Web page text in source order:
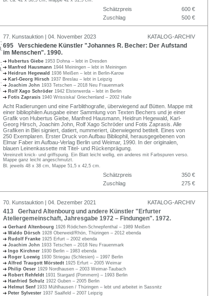
Schätzpreis
600 €
Zuschlag
500 €
77. Kunstauktion | 04. November 2023 KATALOG-ARCHIV
695 Verschiedene Künstler "Johannes R. Becher: Der Aufstand
im Menschen". 1990.
Hubertus Giebe 1953 Dohna – lebt in Dresden
Manfred Hausmann 1944 Meiningen – lebt in Meiningen
Heidrun Hegewald 1936 Meißen – lebt in Berlin-Karow
Karl-Georg Hirsch 1937 Breslau – lebt in Leipzig
Joachim John 1933 Tetschen – 2018 Neu Frauenmark
Rolf Xago Schröder 1942 Elsterwerda – lebt in Berlin
Fotis Zaprasis 1940 Wrissiska/ Griechenland – 2002 Halle
Acht Radierungen und eine Farblithografie, überwiegend auf Bütten. Mappe mit
einer bibliophilen Ausgabe einer Sammlung von Texten Bechers und je einer
Grafik von Hubertus Giebe, Manfred Hausmann, Heidrun Hegewald, Karl-
Georg Hirsch, Joachim John, Rolf Xago Schröder und Fotis Zaprasis. Alle
Grafiken in Blei signiert, datiert, nummeriert, überwiegend betitelt. Eines von
250 Exemplaren. Erster Druck von Aufbau Bibliophil, herausgegebenen von
Elmar Faber im Aufbau-Verlag Berlin und Weimar, 1990. In der originalen,
blauen Leinenkassette mit Titel- und Rückenprägung.
Vereinzelt knick- und griffspurig. Ein Blatt leicht wellig, ein anderes mit Farbspuren verso.
Mappe ganz leicht angeschmutzt.
Bl. jeweils 48 x 38 cm, Mappe 51,5 x 42,5 cm.
Schätzpreis
350 €
Zuschlag
275 €
70. Kunstauktion | 04. Dezember 2021 KATALOG-ARCHIV
413 Gerhard Altenbourg und andere Künstler "Erfurter
Ateliergemeinschaft, Jahresgabe 1972 – Findungen". 1972.
Gerhard Altenbourg 1926 Rödichen-Schnepfenthal – 1989 Meißen
Waldo Dörsch 1928 Oberweid/Rhön, Thüringen – 2012 ebenda
Rudolf Franke 1925 Erfurt – 2002 ebenda
Joachim John 1933 Tetschen – 2018 Neu Frauenmark
Ingo Kirchner 1930 Berlin – 1983 ebenda
Roger Loewig 1930 Striegau (Schlesien) – 1997 Berlin
Alfred Traugott Mörstedt 1925 Erfurt – 2005 Weimar
Philip Oeser 1929 Nordhausen – 2003 Weimar-Taubach
Robert Rehfeldt 1931 Stargard (Pommern) – 1993 Berlin
Hanfried Schulz 1922 Guben – 2005 Berlin
Helmut Senf 1933 Mühlhausen / Thüringen – lebt und arbeitet in Sassnitz
Peter Sylvester 1937 Saalfeld – 2007 Leipzig